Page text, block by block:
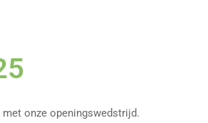
onze openingswedstrijd.